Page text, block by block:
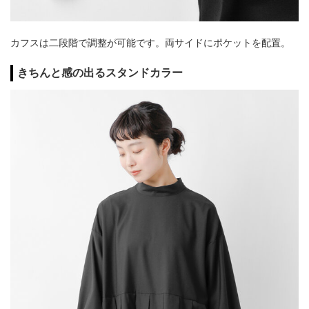
カフスは二段階で調整が可能です。両サイドにポケットを配置。
きちんと感の出るスタンドカラー